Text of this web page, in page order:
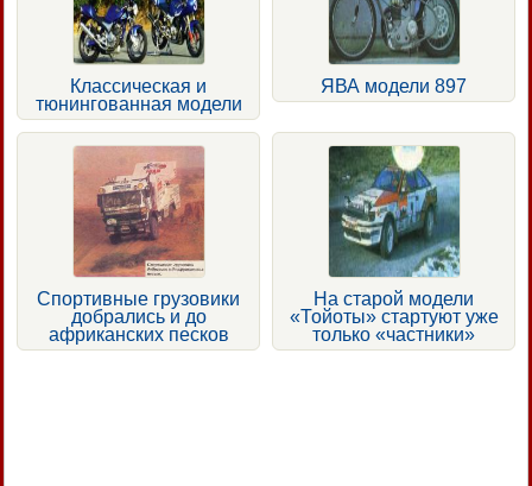
Классическая и
тюнингованная модели
ЯВА модели 897
Спортивные грузовики
добрались и до
африканских песков
На старой модели
«Тойоты» стартуют уже
только «частники»